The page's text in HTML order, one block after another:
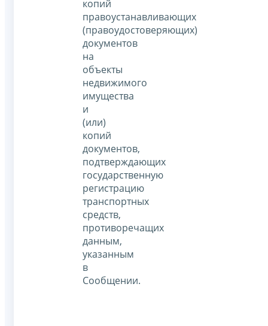
копий
правоустанавливающих
(правоудостоверяющих)
документов
на
объекты
недвижимого
имущества
и
(или)
копий
документов,
подтверждающих
государственную
регистрацию
транспортных
средств,
противоречащих
данным,
указанным
в
Сообщении.